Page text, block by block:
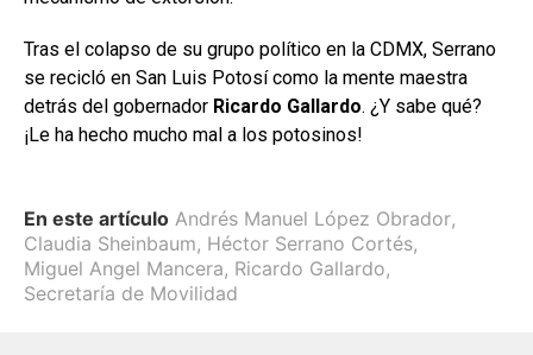
Tras el colapso de su grupo político en la CDMX, Serrano
se recicló en San Luis Potosí como la mente maestra
detrás del gobernador Ricardo Gallardo. ¿Y sabe qué?
¡Le ha hecho mucho mal a los potosinos!
En este artículo Andrés Manuel López Obrador,
Claudia Sheinbaum, Héctor Serrano Cortés,
Miguel Angel Mancera, Ricardo Gallardo,
Secretaría de Movilidad